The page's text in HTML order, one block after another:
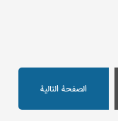
الصفحة التالیة